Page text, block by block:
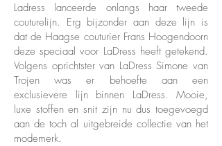
Ladress lanceerde onlangs haar tweede
couturelijn. Erg bijzonder aan deze lijn is
dat de Haagse couturier Frans Hoogendoorn
deze speciaal voor LaDress heeft getekend.
Volgens oprichtster van LaDress Simone van
Trojen was er behoefte aan een
exclusievere lijn binnen LaDress. Mooie,
luxe stoffen en snit zijn nu dus toegevoegd
aan de toch al uitgebreide collectie van het
modemerk.